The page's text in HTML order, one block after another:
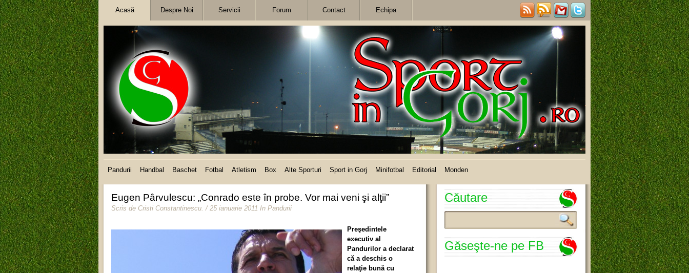
Acasă Despre Noi Servicii Forum Contact Echipa
Pandurii Handbal Baschet Fotbal Atletism Box Alte Sporturi Sport in Gorj Minifotbal Editorial Monden
Eugen Pârvulescu: „Conrado este în probe. Vor mai veni şi alţii”
Scris de Cristi Constantinescu. / 25 ianuarie 2011 In Pandurii
Preşedintele
executiv al
Pandurilor a declarat
că a deschis o
relaţie bună cu
Căutare
Găseşte-ne pe FB